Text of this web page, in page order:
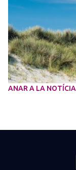
ANAR A LA NOTÍCIA